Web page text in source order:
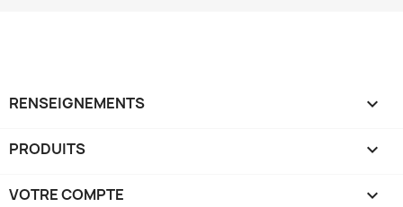
RENSEIGNEMENTS 
PRODUITS 
VOTRE COMPTE 